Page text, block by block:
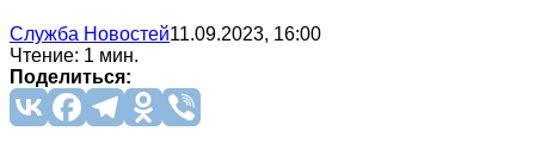
Служба Новостей11.09.2023, 16:00
Чтение: 1 мин.
Поделиться: